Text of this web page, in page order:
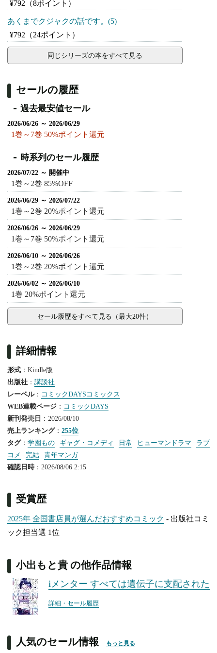
¥792 （8ポイント）
あくまでクジャクの話です。(5)
¥792 （24ポイント）
同じシリーズの本をすべて見る
セールの履歴
過去最安値セール
2026/06/26 ～ 2026/06/29
1巻～7巻 50%ポイント還元
時系列のセール履歴
2026/07/22 ～ 開催中
1巻～2巻 85%OFF
2026/06/29 ～ 2026/07/22
1巻～2巻 20%ポイント還元
2026/06/26 ～ 2026/06/29
1巻～7巻 50%ポイント還元
2026/06/10 ～ 2026/06/26
1巻～2巻 20%ポイント還元
2026/06/02 ～ 2026/06/10
1巻 20%ポイント還元
セール履歴をすべて見る（最大20件）
詳細情報
形式 ：Kindle版
出版社 ： 講談社
レーベル： コミックDAYSコミックス
WEB連載ページ ： コミックDAYS
新刊発売日 ：2026/08/10
売上ランキング： 255位
タグ： 学園もの ギャグ・コメディ 日常 ヒューマンドラマ
ラブ
コメ
完結
青年マンガ
確認日時：2026/08/06 2:15
受賞歴
2025年 全国書店員が選んだおすすめコミック - 出版社コミ
ック担当選 1位
小出もと貴 の他作品情報
iメンター すべては遺伝子に支配された
詳細・セール履歴
人気のセール情報 もっと見る